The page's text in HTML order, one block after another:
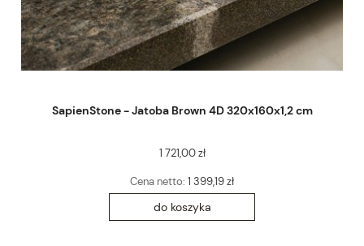
SapienStone - Jatoba Brown 4D 320x160x1,2 cm
1 721,00 zł
Cena netto: 1 399,19 zł
do koszyka